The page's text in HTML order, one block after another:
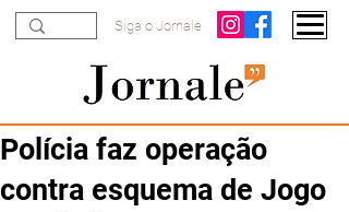
Siga o Jornale
Polícia faz operação
contra esquema de Jogo